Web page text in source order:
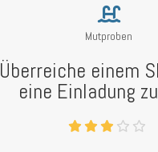
Mutproben
Überreiche einem
eine Einladung